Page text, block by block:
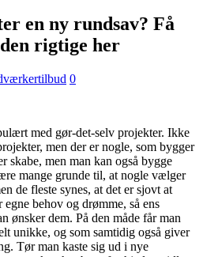
en ny rundsav? Få
rigtige her
0
med gør-det-selv projekter. Ikke
men der er nogle, som bygger
skabe, men man kan også bygge
mange grunde til, at nogle vælger
de fleste synes, at det er sjovt at
behov og drømme, så ens
ønsker dem. På den måde får man
unikke, og som samtidig også giver
Tør man kaste sig ud i nye